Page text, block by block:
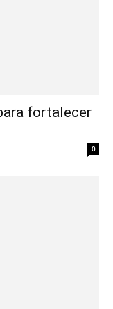
fortalecer
0